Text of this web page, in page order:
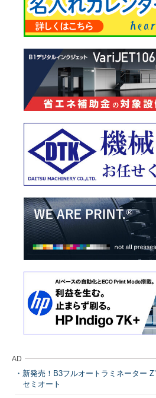
AD
新発売！B3フルオートラミネーター
セミオート